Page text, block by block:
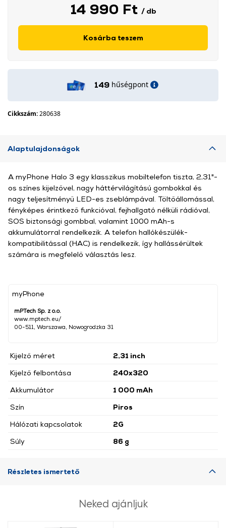
14 990 Ft / db
Kosárba teszem
149 hűségpont
Cikkszám:280638
Alaptulajdonságok
myPhone
mPTech Sp. z o.o.
www.mptech.eu/
00-511, Warszawa, Nowogrodzka 31
Kijelző méret
2,31 inch
Kijelző felbontása
240x320
Akkumulátor
1 000 mAh
Szín
Piros
Hálózati kapcsolatok
2G
Súly
86 g
A myPhone Halo 3 egy klasszikus mobiltelefon tiszta, 2,31"-
os színes kijelzővel, nagy háttérvilágítású gombokkal és
nagy teljesítményű LED-es zseblámpával. Töltőállomással,
fényképes érintkező funkcióval, fejhallgató nélküli rádióval,
SOS biztonsági gombbal, valamint 1000 mAh-s
akkumulátorral rendelkezik. A telefon hallókészülék-
kompatibilitással (HAC) is rendelkezik, így hallássérültek
számára is megfelelő választás lesz.
Részletes ismertető
Neked ajánljuk